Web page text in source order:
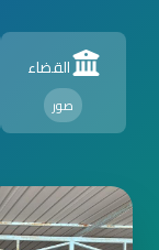
القضاء
صور